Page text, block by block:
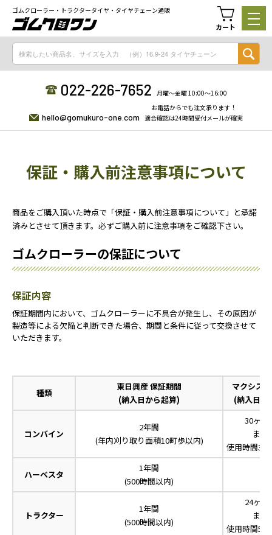
ゴムクローラー・トラクタータイヤ・タイヤチェーン通販
カート
022-226-7652 月曜〜金曜 10:00〜16:00
hello@gomukuro-one.com
お電話からでも注文承ります！
適合確認は24時間受付メールが確実
保証・購入前注意事項について
商品をご購入頂いた時点で「保証・購入前注意事項について」と承諾
済みとさせて頂きます。必ずご購入前に注意事項をご確認下さい。
ゴムクローラーの保証について
保証内容
保証期間内において、ゴムクローラーに不具合が発生し、その原因が
製造等による欠陥と判断できた場合、期間と条件に従って交換させて
いただきます。
種類
東日興産 保証期間
(納入日から起算)
マクシス
(納入日か
コンバイン
2年間
(年内刈り取り面積10町歩以内)
30ヶ月
また
使用時間
ハーベスタ
1年間
(500時間以内)
トラクター
1年間
(500時間以内)
24ヶ月
また
使用時間